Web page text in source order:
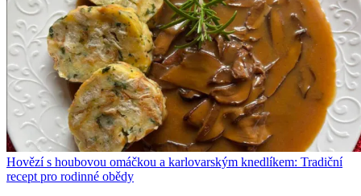
Hovězí s houbovou omáčkou a karlovarským knedlíkem: Tradiční
recept pro rodinné obědy